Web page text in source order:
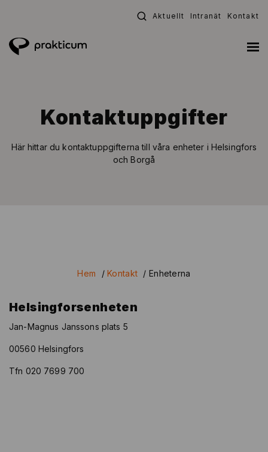
Aktuellt Intranät Kontakt
Kontaktuppgifter
Här hittar du kontaktuppgifterna till våra enheter i Helsingfors
och Borgå
Hem /Kontakt / Enheterna
Helsingforsenheten
Jan-Magnus Janssons plats 5
00560 Helsingfors
Tfn 020 7699 700